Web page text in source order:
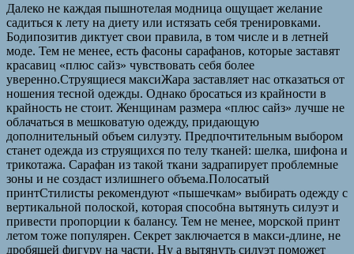
Далеко не каждая пышнотелая модница ощущает желание
садиться к лету на диету или истязать себя тренировками.
Бодипозитив диктует свои правила, в том числе и в летней
моде. Тем не менее, есть фасоны сарафанов, которые заставят
красавиц «плюс сайз» чувствовать себя более
уверенно.Струящиеся максиЖара заставляет нас отказаться от
ношения тесной одежды. Однако бросаться из крайности в
крайность не стоит. Женщинам размера «плюс сайз» лучше не
облачаться в мешковатую одежду, придающую
дополнительный объем силуэту. Предпочтительным выбором
станет одежда из струящихся по телу тканей: шелка, шифона и
трикотажа. Сарафан из такой ткани задрапирует проблемные
зоны и не создаст излишнего объема.Полосатый
принтСтилисты рекомендуют «пышечкам» выбирать одежду с
вертикальной полоской, которая способна вытянуть силуэт и
привести пропорции к балансу. Тем не менее, морской принт
летом тоже популярен. Секрет заключается в макси-длине, не
дробящей фигуру на части. Ну а вытянуть силуэт поможет